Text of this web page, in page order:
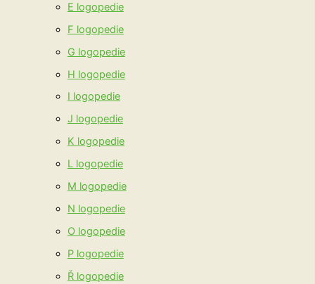
E logopedie
F logopedie
G logopedie
H logopedie
I logopedie
J logopedie
K logopedie
L logopedie
M logopedie
N logopedie
O logopedie
P logopedie
Ř logopedie